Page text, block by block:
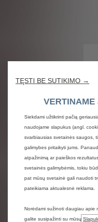
TĘSTI BE SUTIKIMO →
VERTINAME
Siekdami užtikrinti pačią
naudojame slapukus (angl.
svarbiausias svetainės saugos,
galimybes pritaikyti jums.
atpažinimą ar paieškos
svetainės galimybėmis, tokiu
pat mūsų svetainė gali naudoti
pateikiama aktualesnė reklama.
Norėdami sužinoti daugiau apie
galite susipažinti su mūsų